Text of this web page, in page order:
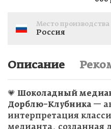
Место производства
Россия
Описание
💗 Шоколадный
Дорблю–Клубника —
интерпретация
медианта, созданная